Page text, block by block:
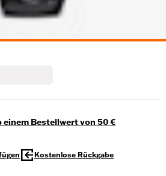
einem Bestellwert von 50 €
Kostenlose Rückgabe